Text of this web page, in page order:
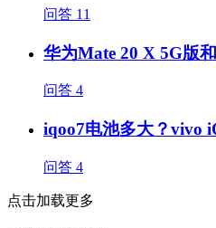
问答 11
华为Mate 20 X 5G版
问答 4
iqoo7电池多大？vivo
问答 4
点击加载更多